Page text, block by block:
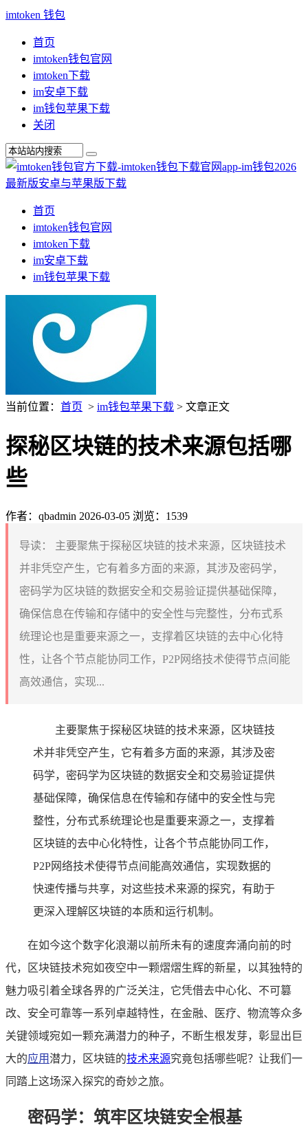
imtoken 钱包
首页
imtoken钱包官网
imtoken下载
im安卓下载
im钱包苹果下载
关闭
首页
imtoken钱包官网
imtoken下载
im安卓下载
im钱包苹果下载
当前位置： 首页 > im钱包苹果下载 > 文章正文
探秘区块链的技术来源包括哪
些
作者：qbadmin 2026-03-05 浏览：1539
导读：
主要聚焦于探秘区块链的技术来源，区块链技术
并非凭空产生，它有着多方面的来源，其涉及密码学，
密码学为区块链的数据安全和交易验证提供基础保障，
确保信息在传输和存储中的安全性与完整性，分布式系
统理论也是重要来源之一，支撑着区块链的去中心化特
性，让各个节点能协同工作，P2P网络技术使得节点间能
高效通信，实现...
主要聚焦于探秘区块链的技术来源，区块链技
术并非凭空产生，它有着多方面的来源，其涉及密
码学，密码学为区块链的数据安全和交易验证提供
基础保障，确保信息在传输和存储中的安全性与完
整性，分布式系统理论也是重要来源之一，支撑着
区块链的去中心化特性，让各个节点能协同工作，
P2P网络技术使得节点间能高效通信，实现数据的
快速传播与共享，对这些技术来源的探究，有助于
更深入理解区块链的本质和运行机制。
在如今这个数字化浪潮以前所未有的速度奔涌向前的时
代，区块链技术宛如夜空中一颗熠熠生辉的新星，以其独特的
魅力吸引着全球各界的广泛关注，它凭借去中心化、不可篡
改、安全可靠等一系列卓越特性，在金融、医疗、物流等众多
关键领域宛如一颗充满潜力的种子，不断生根发芽，彰显出巨
大的应用潜力，区块链的技术来源究竟包括哪些呢？让我们一
同踏上这场深入探究的奇妙之旅。
密码学：筑牢区块链安全根基